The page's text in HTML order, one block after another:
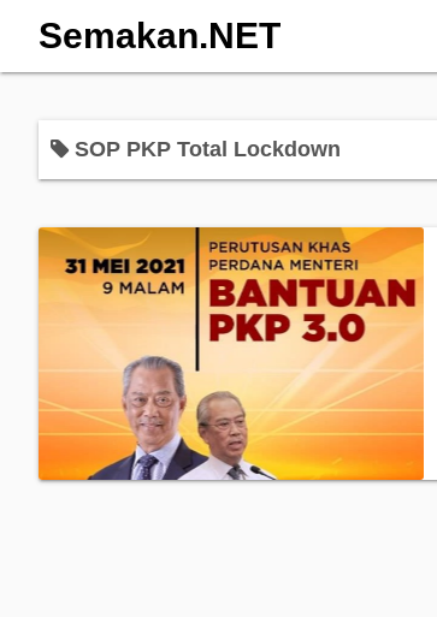
Semakan.NET
SOP PKP Total Lockdown